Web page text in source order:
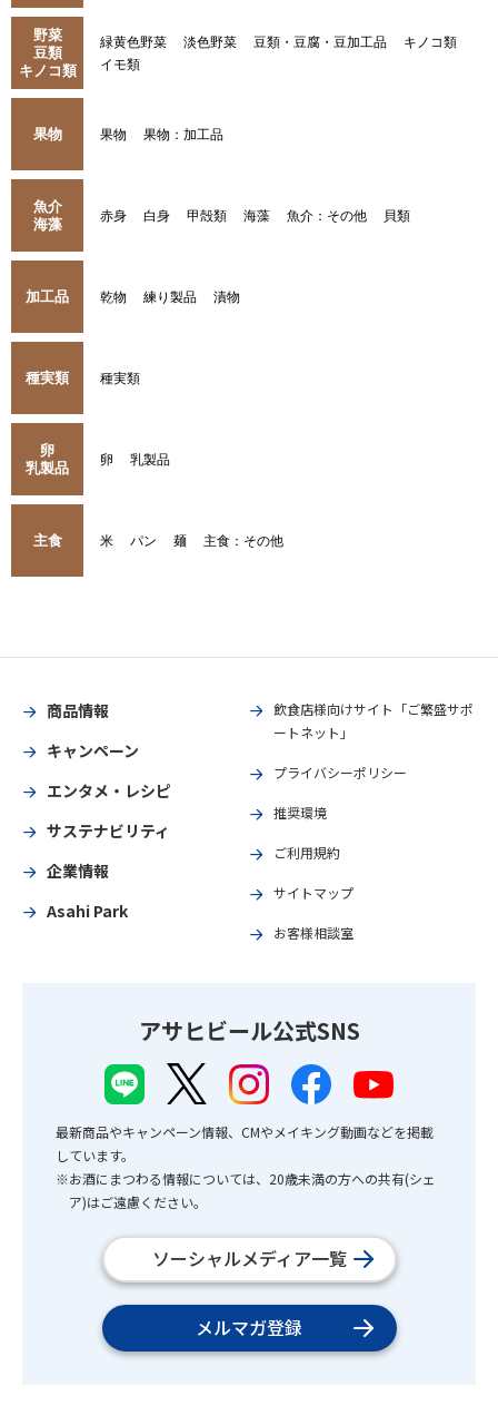
野菜
豆類
キノコ類
緑黄色野菜 淡色野菜 豆類・豆腐・豆加工品
キノコ類
イモ類
果物 果物 果物：加工品
魚介
海藻
赤身 白身 甲殻類 海藻 魚介：その他 貝類
加工品 乾物 練り製品 漬物
種実類 種実類
卵
乳製品
卵 乳製品
主食 米 パン 麺 主食：その他
商品情報
キャンペーン
エンタメ・レシピ
サステナビリティ
企業情報
Asahi Park
飲食店様向けサイト「ご繁盛サポ
ートネット」
プライバシーポリシー
推奨環境
ご利用規約
サイトマップ
お客様相談室
アサヒビール公式SNS
最新商品やキャンペーン情報、CMやメイキング動画などを掲載
しています。
※お酒にまつわる情報については、20歳未満の方への共有(シェ
ア)はご遠慮ください。
ソーシャルメディア一覧
メルマガ登録